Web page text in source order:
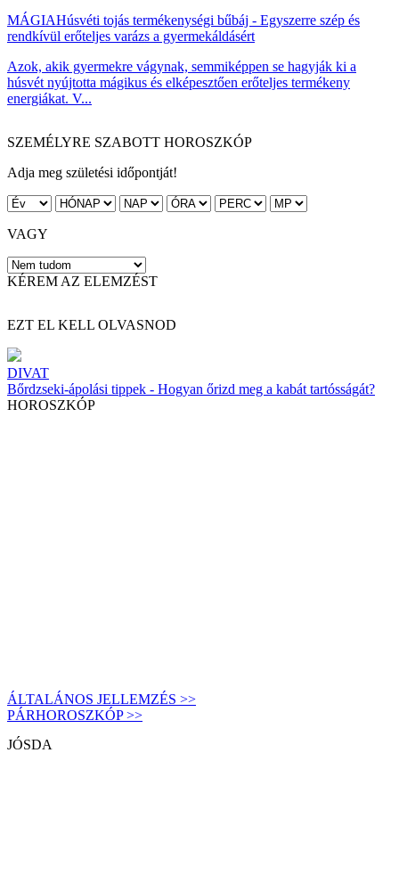
MÁGIAHúsvéti tojás termékenységi bűbáj - Egyszerre szép és
rendkívül erőteljes varázs a gyermekáldásért
Azok, akik gyermekre vágynak, semmiképpen se hagyják ki a
húsvét nyújtotta mágikus és elképesztően erőteljes termékeny
energiákat. V...
SZEMÉLYRE SZABOTT HOROSZKÓP
Adja meg születési időpontját!
VAGY
KÉREM AZ ELEMZÉST
EZT EL KELL OLVASNOD
DIVAT
Bőrdzseki-ápolási tippek - Hogyan őrizd meg a kabát tartósságát?
HOROSZKÓP
ÁLTALÁNOS JELLEMZÉS >>
PÁRHOROSZKÓP >>
JÓSDA